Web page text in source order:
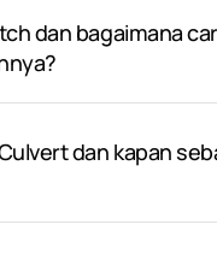
dan bagaimana
dan kapan